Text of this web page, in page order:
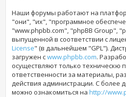
Наши форумы работают на
"они", "их", "программное
"www.phpbb.com", "phpBB Group",
выпущенной в соответствии с
License" (в дальнейшем "GPL").
загружен сwww.phpbb.com.
осуществляют только техническю
ответственности за материалы,
действия администрации. С более
можно ознакомиться наhttp://